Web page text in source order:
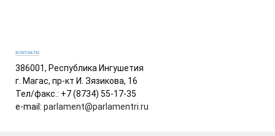
КОНТАКТЫ
386001, Республика Ингушетия
г. Магас, пр-кт И. Зязикова, 16
Тел/факс.: +7 (8734) 55-17-35
e-mail: parlament@parlamentri.ru